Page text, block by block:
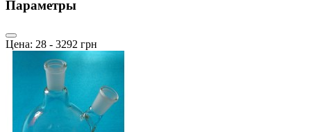
Параметры
Цена: 28 - 3292 грн